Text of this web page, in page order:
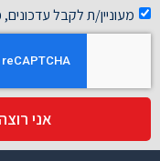
מעוניין/ת לקבל עדכונים,
אני